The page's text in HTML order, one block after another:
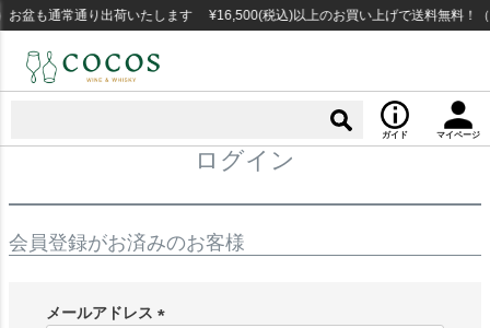
盆も通常通り出荷いたします ¥16,500(税込)以上のお買い上げで送料無料！（
ガイド マイページ
ログイン
会員登録がお済みのお客様
メールアドレス